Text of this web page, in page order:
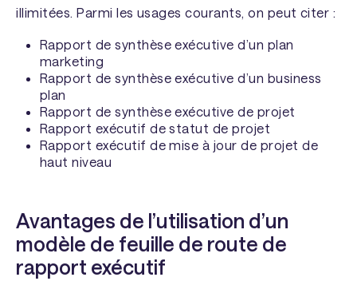
illimitées. Parmi les usages courants, on peut citer :
Rapport de synthèse exécutive d’un plan
marketing
Rapport de synthèse exécutive d’un business
plan
Rapport de synthèse exécutive de projet
Rapport exécutif de statut de projet
Rapport exécutif de mise à jour de projet de
haut niveau
Avantages de l’utilisation d’un
modèle de feuille de route de
rapport exécutif